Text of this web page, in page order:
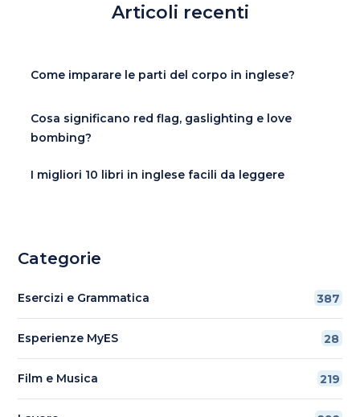
Articoli recenti
Come imparare le parti del corpo in inglese?
Cosa significano red flag, gaslighting e love
bombing?
I migliori 10 libri in inglese facili da leggere
Categorie
Esercizi e Grammatica 387
Esperienze MyES 28
Film e Musica 219